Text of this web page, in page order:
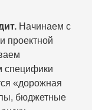
Начинаем с
проектной
специфики
«дорожная
бюджетные